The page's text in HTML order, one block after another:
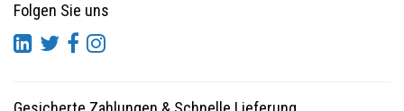
Folgen Sie uns